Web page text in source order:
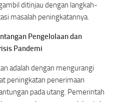
ditinjau dengan langkah-
masalah peningkatannya.
Pengelolaan dan
Pandemi
adalah dengan mengurangi
peningkatan penerimaan
pada utang. Pemerintah